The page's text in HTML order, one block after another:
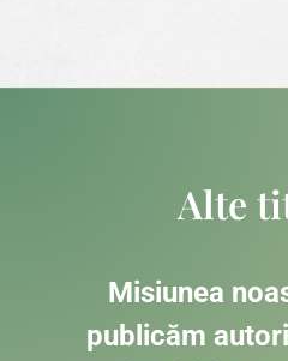
FAQs and issues
Alte
Misiunea
publicăm